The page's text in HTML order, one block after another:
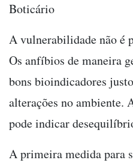
Boticário
A vulnerabilidade não é
Os anfíbios de maneira
bons bioindicadores
alterações no ambiente.
pode indicar
A primeira medida para